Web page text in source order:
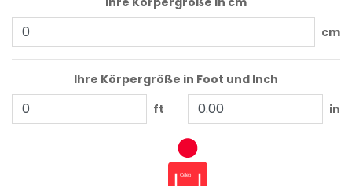
cm
Ihre Körpergröße in Foot und Inch
ft
in